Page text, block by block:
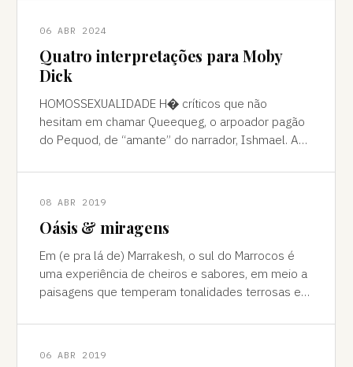
06 ABR 2024
Quatro interpretações para Moby
Dick
HOMOSSEXUALIDADE H� críticos que não
hesitam em chamar Queequeg, o arpoador pagão
do Pequod, de “amante” do narrador, Ishmael. A
compreens
08 ABR 2019
Oásis & miragens
Em (e pra lá de) Marrakesh, o sul do Marrocos é
uma experiência de cheiros e sabores, em meio a
paisagens que temperam tonalidades terrosas e
06 ABR 2019